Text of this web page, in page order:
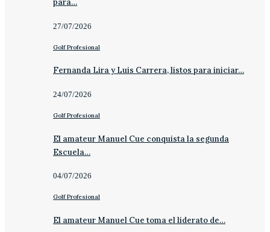
27/07/2026
Golf Profesional
Fernanda Lira y Luis Carrera, listos para iniciar…
24/07/2026
Golf Profesional
El amateur Manuel Cue conquista la segunda
Escuela…
04/07/2026
Golf Profesional
El amateur Manuel Cue toma el liderato de…